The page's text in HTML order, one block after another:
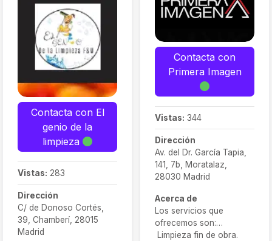
Contacta con El
genio de la
limpieza
Vistas: 283
Dirección
C/ de Donoso Cortés,
39, Chamberí, 28015
Madrid
Contacta con
Primera Imagen
Vistas: 344
Dirección
Av. del Dr. García Tapia,
141, 7b, Moratalaz,
28030 Madrid
Acerca de
Los servicios que
ofrecemos son:
Limpieza fin de obra.